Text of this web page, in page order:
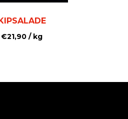
€21,90 / kg